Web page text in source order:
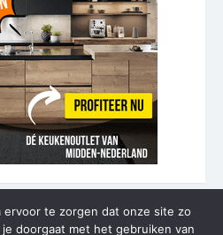
ervoor te zorgen dat onze site zo
doorgaat met het gebruiken van